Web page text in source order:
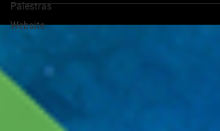
Palestras
Website